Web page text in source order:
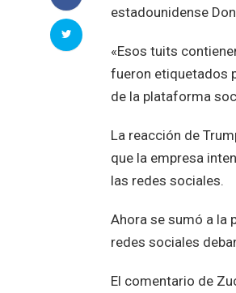
estadounidense
«Esos tuits
fueron etiquetados
de la plataforma
La reacción de
que la empresa
las redes sociales.
Ahora se sumó a la
redes sociales
El comentario de